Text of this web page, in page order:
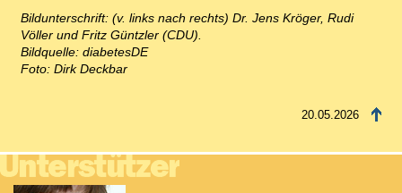
Bildunterschrift: (v. links nach rechts) Dr. Jens Kröger, Rudi
Völler und Fritz Güntzler (CDU).
Bildquelle: diabetesDE
Foto: Dirk Deckbar
20.05.2026